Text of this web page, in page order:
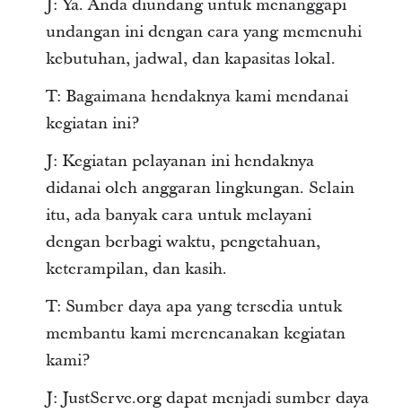
J: Ya. Anda diundang untuk menanggapi
undangan ini dengan cara yang memenuhi
kebutuhan, jadwal, dan kapasitas lokal.
T: Bagaimana hendaknya kami mendanai
kegiatan ini?
J: Kegiatan pelayanan ini hendaknya
didanai oleh anggaran lingkungan. Selain
itu, ada banyak cara untuk melayani
dengan berbagi waktu, pengetahuan,
keterampilan, dan kasih.
T: Sumber daya apa yang tersedia untuk
membantu kami merencanakan kegiatan
kami?
J: JustServe.org dapat menjadi sumber daya